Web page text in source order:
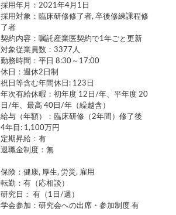
採用年月：2021年4月1日
採用対象：臨床研修修了者, 卒後修練課程修
了者
契約内容：嘱託産業医契約で1年ごと更新
対象従業員数：3377人
勤務時間：平日 8:30～17:00
休日：週休2日制
祝日等含む年間休日: 123日
年次有給休暇：初年度 12日/年、平年度 20
日/年、最高 40日/年（繰越含）
給与（年額）：臨床研修（2年間）修了後
4年目: 1,100万円
定期昇給：有
退職金制度：無
保険：健康, 厚生, 労災, 雇用
転勤：有（応相談）
研究日： 有（1日/週）
学会参加：研究会への出席・参加制度 有